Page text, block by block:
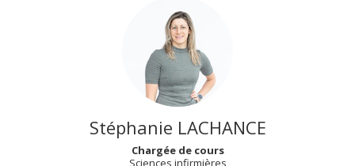
Stéphanie LACHANCE
Chargée de cours
Sciences infirmières